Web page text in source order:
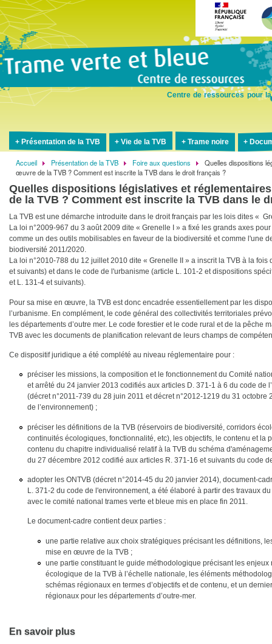
Centre de ressources pour
Présentation de la TVB Vie de la TVB Trame noire
Fil
d'Ariane
Accueil Présentation de la TVB Foire aux questions
Quelles dispositions
œuvre de la TVB ? Comment est inscrite la TVB dans le droit français ?
Quelles dispositions législatives et
de la TVB ? Comment est inscrite la TVB dans le
La TVB est une démarche introduite dans le droit français par les lois dites «
La loi n°2009-967 du 3 août 2009 dite « Grenelle I » a fixé les grands axes
comme un des outils mobilisables en faveur de la biodiversité et comme l'une
biodiversité 2011/2020.
La loi n°2010-788 du 12 juillet 2010 dite « Grenelle II » a inscrit la TVB à la
et suivants) et dans le code de l'urbanisme (article L. 101-2 et dispositions
et L. 131-4 et suivants).
Pour sa mise en œuvre, la TVB est donc encadrée essentiellement par les
l’urbanisme. En complément, le code général des collectivités territoriales
les départements d’outre mer. Le code forestier et le code rural et de la pêche
TVB avec les documents de planification relevant de leurs champs de
Ce dispositif juridique a été complété au niveau réglementaire pour :
préciser les missions, la composition et le fonctionnement du Comité
et arrêté du 24 janvier 2013 codifiés aux articles D. 371-1 à 6 du code de
(décret n°2011-739 du 28 juin 2011 et décret n°2012-1219 du 31
de l’environnement) ;
préciser les définitions de la TVB (réservoirs de biodiversité, corridors
continuités écologiques, fonctionnalité, etc), les objectifs, le contenu et la
contenu du chapitre individualisé relatif à la TVB du schéma
du 27 décembre 2012 codifié aux articles R. 371-16 et suivants du code
adopter les ONTVB (décret n°2014-45 du 20 janvier 2014), document-
L. 371-2 du code de l'environnement, a été élaboré à partir des travaux
avec le comité national trames verte et bleue mis en place fin 2011.
Le document-cadre contient deux parties :
une partie relative aux choix stratégiques précisant les définitions,
mise en œuvre de la TVB ;
une partie constituant le guide méthodologique précisant les
écologique de la TVB à l’échelle nationale, les éléments
schémas régionaux en termes d’objectifs et de contenu, et un
régionaux pour les départements d’outre-mer.
En savoir plus